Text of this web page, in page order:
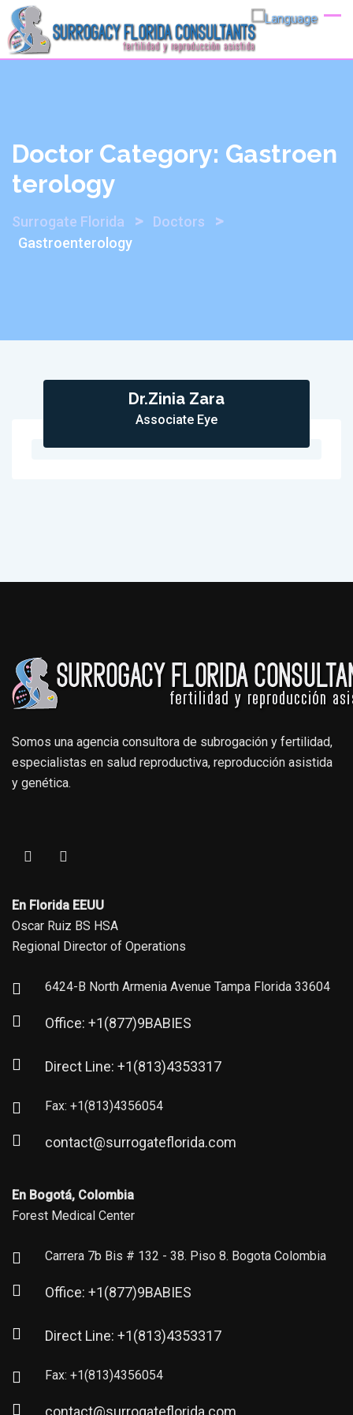
Skip
to
content
AGENDAR CITA
Doctor Category: Gastroen
Terology
Surrogate Florida > Doctors >
Gastroenterology
Dr.Zinia Zara
Associate Eye
Somos una agencia consultora de subrogación y fertilidad,
especialistas en salud reproductiva, reproducción asistida
y genética.
En Florida EEUU
Oscar Ruiz BS HSA
Regional Director of Operations
6424-B North Armenia Avenue Tampa Florida 33604
Office: +1(877)9BABIES
Direct Line: +1(813)4353317
Fax: +1(813)4356054
contact@surrogateflorida.com
En Bogotá, Colombia
Forest Medical Center
Carrera 7b Bis # 132 - 38. Piso 8. Bogota Colombia
Office: +1(877)9BABIES
Direct Line: +1(813)4353317
Fax: +1(813)4356054
contact@surrogateflorida.com